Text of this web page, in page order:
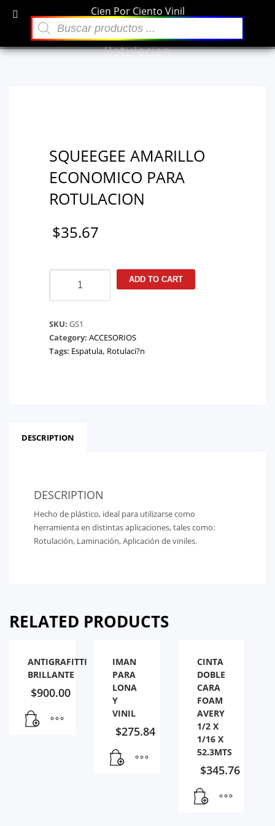
Archivos
Squeegee amarillo economico para
Rotulacion
SQUEEGEE AMARILLO
ECONOMICO PARA
ROTULACION
$35.67
amarillo
economico
Rotulacion
quantity
ADD TO CART
SKU: GS1
Category: ACCESORIOS
Tags: Espatula, Rotulaci?n
DESCRIPTION
DESCRIPTION
Hecho de plástico, ideal para utilizarse como
herramienta en distintas aplicaciones, tales como:
Rotulación, Laminación, Aplicación de viniles.
RELATED PRODUCTS
ANTIGRAFITTI
BRILLANTE
$900.00
IMAN
PARA
LONA
Y
VINIL
$275.84
CINTA
DOBLE
CARA
FOAM
AVERY
1/2 X
1/16 X
52.3MTS
$345.76
Cien Por Ciento Vinil
Búsqueda
de
productos